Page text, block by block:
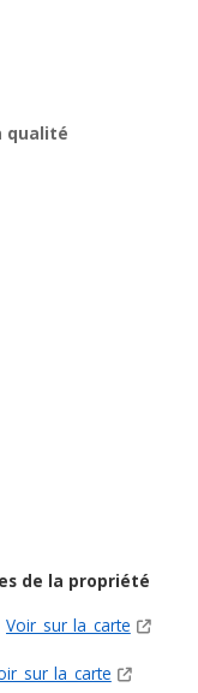
qualité
de la propriété
Voir sur la carte
sur la carte